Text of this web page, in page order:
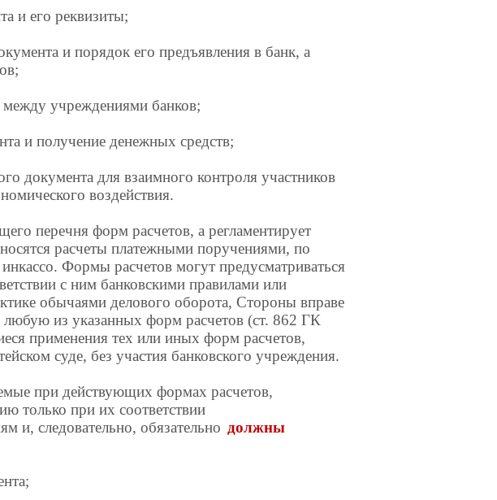
и его реквизиты;
и порядок его предъявления в банк, а
между учреждениями банков;
и получение денежных средств;
документа для взаимного контроля участников
воздействия.
перечня форм расчетов, а регламентирует
расчеты платежными поручениями, по
Формы расчетов могут предусматриваться
с ним банковскими правилами или
обычаями делового оборота, Стороны вправе
любую из указанных форм расчетов (ст. 862 ГК
применения тех или иных форм расчетов,
суде, без участия банковского учреждения.
при действующих формах расчетов,
только при их соответствии
и, следовательно, обязательно должны